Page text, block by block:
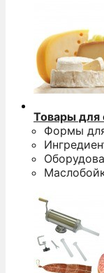
Товары для
Формы